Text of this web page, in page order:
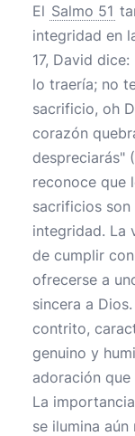
El Salmo 51
integridad en
17, David
lo traería; no
sacrificio, oh
corazón
despreciarás" (
reconoce que
sacrificios
integridad. La
de cumplir
ofrecerse a
sincera a
contrito,
genuino y
adoración que
La
se ilumina